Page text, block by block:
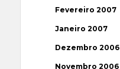
Fevereiro 2007
Janeiro 2007
Dezembro 2006
Novembro 2006